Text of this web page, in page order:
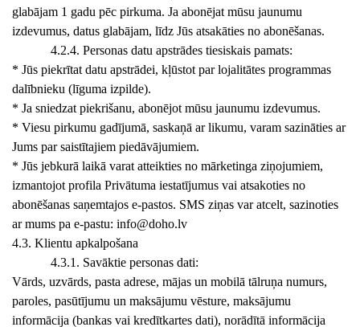
glabājam 1 gadu pēc pirkuma. Ja abonējat mūsu jaunumu
izdevumus, datus glabājam, līdz Jūs atsakāties no abonēšanas.
4.2.4. Personas datu apstrādes tiesiskais pamats:
* Jūs piekrītat datu apstrādei, kļūstot par lojalitātes programmas
dalībnieku (līguma izpilde).
* Ja sniedzat piekrišanu, abonējot mūsu jaunumu izdevumus.
* Viesu pirkumu gadījumā, saskaņā ar likumu, varam sazināties ar
Jums par saistītajiem piedāvājumiem.
* Jūs jebkurā laikā varat atteikties no mārketinga ziņojumiem,
izmantojot profila Privātuma iestatījumus vai atsakoties no
abonēšanas saņemtajos e-pastos. SMS ziņas var atcelt, sazinoties
ar mums pa e-pastu: info@doho.lv
4.3. Klientu apkalpošana
4.3.1. Savāktie personas dati:
Vārds, uzvārds, pasta adrese, mājas un mobilā tālruņa numurs,
paroles, pasūtījumu un maksājumu vēsture, maksājumu
informācija (bankas vai kredītkartes dati), norādītā informācija